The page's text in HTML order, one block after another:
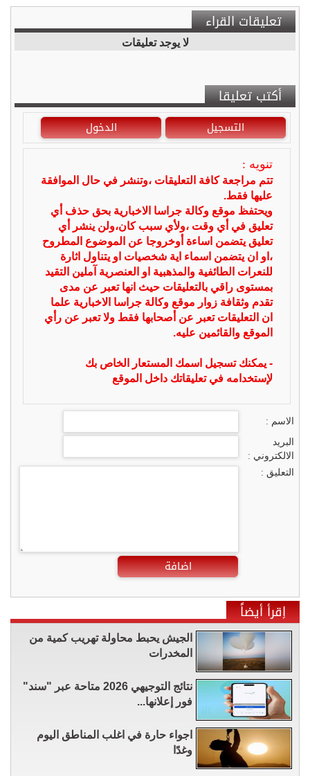
تعليقات القراء
لا يوجد تعليقات
أكتب تعليقا
التسجيل الدخول
تنويه :
تتم مراجعة كافة التعليقات ،وتنشر في حال الموافقة
عليها فقط.
ويحتفظ موقع وكالة جراسا الاخبارية بحق حذف أي
تعليق في أي وقت ،ولأي سبب كان،ولن ينشر أي
تعليق يتضمن اساءة أوخروجا عن الموضوع المطروح
،او ان يتضمن اسماء اية شخصيات او يتناول اثارة
للنعرات الطائفية والمذهبية او العنصرية آملين التقيد
بمستوى راقي بالتعليقات حيث انها تعبر عن مدى
تقدم وثقافة زوار موقع وكالة جراسا الاخبارية علما
ان التعليقات تعبر عن أصحابها فقط ولا تعبر عن رأي
الموقع والقائمين عليه.
- يمكنك تسجيل اسمك المستعار الخاص بك
لإستخدامه في تعليقاتك داخل الموقع
الاسم :
البريد
الالكتروني :
التعليق :
اضافة
إقرأ أيضاً
الجيش يحبط محاولة تهريب كمية من
المخدرات
نتائج التوجيهي 2026 متاحة عبر "سند"
فور إعلانها...
اجواء حارة في اغلب المناطق اليوم
وغدًا